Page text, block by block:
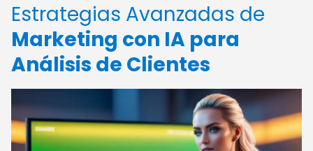
Estrategias Avanzadas de
Marketing con IA para
Análisis de Clientes